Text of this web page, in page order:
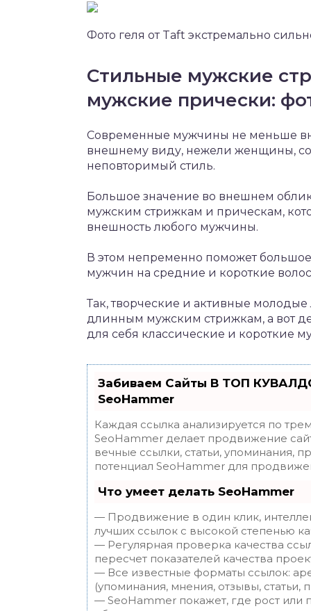
Фото геля от Taft экстремально
Стильные мужские
мужские прически:
Современные мужчины не меньше
внешнему виду, нежели женщины,
неповторимый стиль.
Большое значение во внешнем
мужским стрижкам и прическам,
внешность любого мужчины.
В этом непременно поможет
мужчин на средние и короткие
Так, творческие и активные
длинным мужским стрижкам, а вот
для себя классические и короткие
Забиваем Сайты В ТОП
SeoHammer
Каждая ссылка анализируется по
SeoHammer делает продвижение
вечные ссылки, статьи, упоминания,
потенциал SeoHammer для
Что умеет делать SeoHammer
— Продвижение в один клик,
лучших ссылок с высокой степенью
— Регулярная проверка качества
пересчет показателей качества
— Все известные форматы ссылок:
(упоминания, мнения, отзывы, статьи,
— SeoHammer покажет, где рост или